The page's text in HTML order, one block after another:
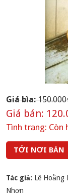
Giá bìa:
Giá bán:
Tình trạng: Còn
TỚI NƠI BÁN
Tác giả: Lê Hoằng
Nhơn